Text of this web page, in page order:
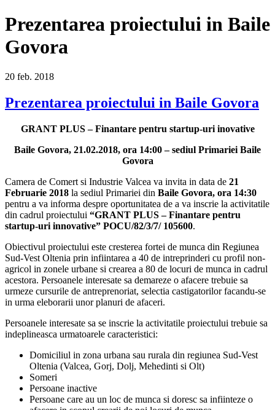
Prezentarea proiectului in Baile
Govora
20 feb. 2018
Prezentarea proiectului in Baile Govora
GRANT PLUS – Finantare pentru startup-uri inovative
Baile Govora, 21.02.2018, ora 14:00 – sediul Primariei Baile
Govora
Camera de Comert si Industrie Valcea va invita in data de 21
Februarie 2018 la sediul Primariei din Baile Govora, ora 14:30
pentru a va informa despre oportunitatea de a va inscrie la activitatile
din cadrul proiectului “GRANT PLUS – Finantare pentru
startup-uri innovative” POCU/82/3/7/ 105600.
Obiectivul proiectului este cresterea fortei de munca din Regiunea
Sud-Vest Oltenia prin infiintarea a 40 de intreprinderi cu profil non-
agricol in zonele urbane si crearea a 80 de locuri de munca in cadrul
acestora. Persoanele interesate sa demareze o afacere trebuie sa
urmeze cursurile de antreprenoriat, selectia castigatorilor facandu-se
in urma eleborarii unor planuri de afaceri.
Persoanele interesate sa se inscrie la activitatile proiectului trebuie sa
indeplineasca urmatoarele caracteristici:
Domiciliul in zona urbana sau rurala din regiunea Sud-Vest
Oltenia (Valcea, Gorj, Dolj, Mehedinti si Olt)
Someri
Persoane inactive
Persoane care au un loc de munca si doresc sa infiinteze o